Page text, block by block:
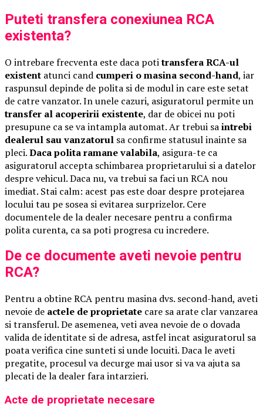
Puteti transfera conexiunea RCA
existenta?
O intrebare frecventa este daca potitransfera RCA-ul
existent atunci cand cumperi o masina second-hand, iar
raspunsul depinde de polita si de modul in care este setat
de catre vanzator. In unele cazuri, asiguratorul permite un
transfer al acoperirii existente, dar de obicei nu poti
presupune ca se va intampla automat. Ar trebui saintrebi
dealerul sau vanzatorul sa confirme statusul inainte sa
pleci.Daca polita ramane valabila, asigura-te ca
asiguratorul accepta schimbarea proprietarului si a datelor
despre vehicul. Daca nu, va trebui sa faci un RCA nou
imediat. Stai calm: acest pas este doar despre protejarea
locului tau pe sosea si evitarea surprizelor. Cere
documentele de la dealer necesare pentru a confirma
polita curenta, ca sa poti progresa cu incredere.
De ce documente aveti nevoie pentru
RCA?
Pentru a obtine RCA pentru masina dvs. second-hand, aveti
nevoie de actele de proprietate care sa arate clar vanzarea
si transferul. De asemenea, veti avea nevoie de o dovada
valida de identitate si de adresa, astfel incat asiguratorul sa
poata verifica cine sunteti si unde locuiti. Daca le aveti
pregatite, procesul va decurge mai usor si va va ajuta sa
plecati de la dealer fara intarzieri.
Acte de proprietate necesare